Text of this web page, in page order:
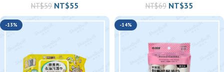
NT$59 NT$55 NT$69 NT$35
-13% -14%